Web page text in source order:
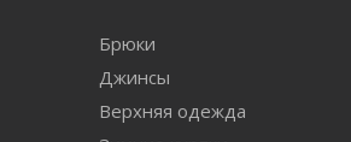
Брюки
Джинсы
Верхняя одежда